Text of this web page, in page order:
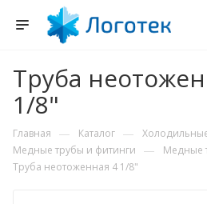
Труба
1/8"
Главная — Каталог —
Медные трубы и фитинги — Медные
Труба неотоженная 4 1/8"